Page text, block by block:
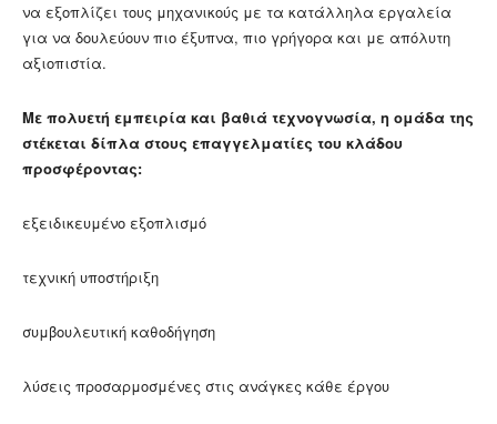
να εξοπλίζει τους μηχανικούς με τα κατάλληλα εργαλεία
για να δουλεύουν πιο έξυπνα, πιο γρήγορα και με απόλυτη
αξιοπιστία.
Με πολυετή εμπειρία και βαθιά τεχνογνωσία, η ομάδα της
στέκεται δίπλα στους επαγγελματίες του κλάδου
προσφέροντας:
εξειδικευμένο εξοπλισμό
τεχνική υποστήριξη
συμβουλευτική καθοδήγηση
λύσεις προσαρμοσμένες στις ανάγκες κάθε έργου